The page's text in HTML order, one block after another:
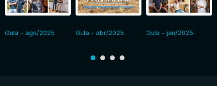
Gula - ago/2025 Gula - abr/2025 Gula - jan/2025